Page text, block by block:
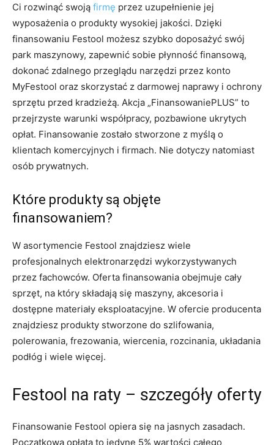
Ci rozwinąć swoją firmę przez uzupełnienie jej
wyposażenia o produkty wysokiej jakości. Dzięki
finansowaniu Festool możesz szybko doposażyć swój
park maszynowy, zapewnić sobie płynność finansową,
dokonać zdalnego przeglądu narzędzi przez konto
MyFestool oraz skorzystać z darmowej naprawy i ochrony
sprzętu przed kradzieżą. Akcja „FinansowaniePLUS” to
przejrzyste warunki współpracy, pozbawione ukrytych
opłat. Finansowanie zostało stworzone z myślą o
klientach komercyjnych i firmach. Nie dotyczy natomiast
osób prywatnych.
Które produkty są objęte
finansowaniem?
W asortymencie Festool znajdziesz wiele
profesjonalnych elektronarzędzi wykorzystywanych
przez fachowców. Oferta finansowania obejmuje cały
sprzęt, na który składają się maszyny, akcesoria i
dostępne materiały eksploatacyjne. W ofercie producenta
znajdziesz produkty stworzone do szlifowania,
polerowania, frezowania, wiercenia, rozcinania, układania
podłóg i wiele więcej.
Festool na raty – szczegóły oferty
Finansowanie Festool opiera się na jasnych zasadach.
Początkowa opłata to jedyne 5% wartości całego